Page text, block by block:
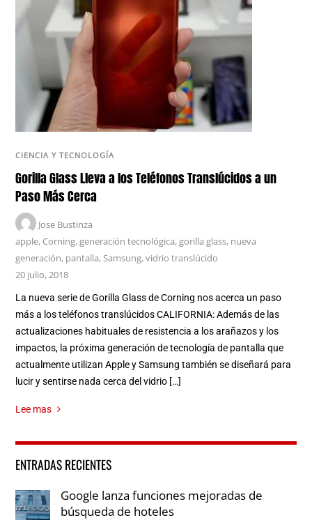
CIENCIA Y TECNOLOGÍA
Gorilla Glass Lleva a los Teléfonos Translúcidos a un
Paso Más Cerca
Jose Bustinza
apple, Corning,generación tecnológica,gorilla glass, nueva
generación, pantalla,Samsung,vidrio translúcido
20 julio, 2018
La nueva serie de Gorilla Glass de Corning nos acerca un paso
más a los teléfonos translúcidos CALIFORNIA: Además de las
actualizaciones habituales de resistencia a los arañazos y los
impactos, la próxima generación de tecnología de pantalla que
actualmente utilizan Apple y Samsung también se diseñará para
lucir y sentirse nada cerca del vidrio […]
Lee mas
ENTRADAS RECIENTES
Google lanza funciones mejoradas de
búsqueda de hoteles